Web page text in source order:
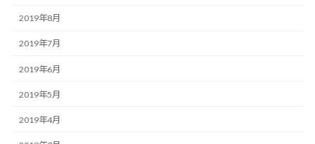
2019年8月
2019年7月
2019年6月
2019年5月
2019年4月